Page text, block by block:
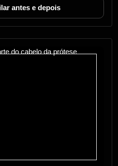
antes e depois